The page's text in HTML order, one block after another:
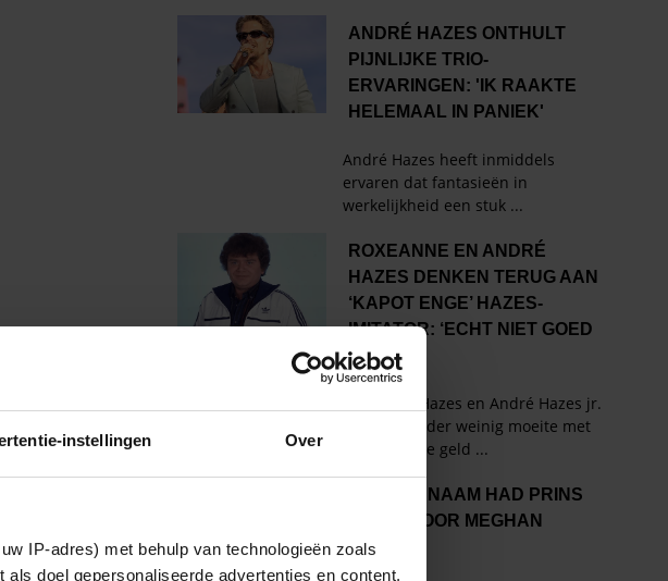
instellingen Over
IP-adres) met behulp van technologieën zoals
doel gepersonaliseerde advertenties en content,